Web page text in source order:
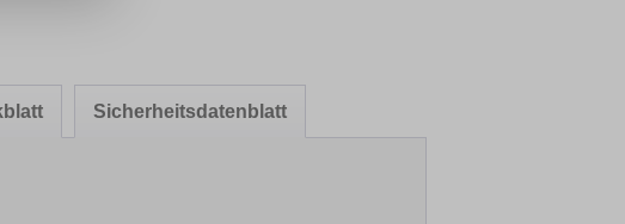
Sicherheitsdatenblatt